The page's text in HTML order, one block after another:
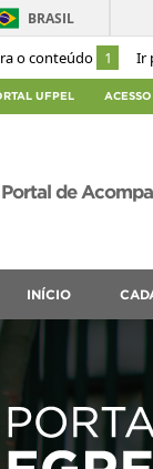
o conteúdo 1 Ir
BRASIL
UFPEL
Portal de
INÍCIO